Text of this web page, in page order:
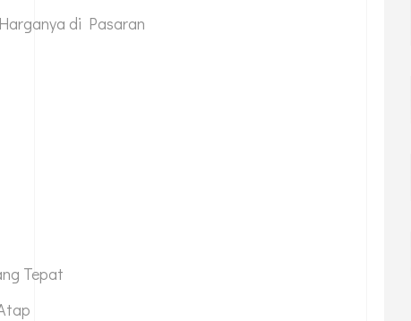
di Pasaran
Tepat